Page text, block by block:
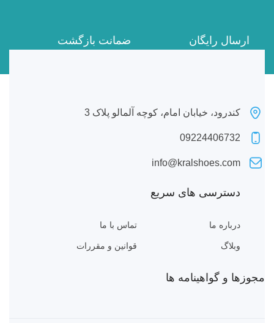
ارسال رایگان ضمانت بازگشت
کندرود، خیابان امام، کوچه آلمالو پلاک 3
09224406732
info@kralshoes.com
دسترسی های سریع
درباره ما تماس با ما
وبلاگ قوانین و مقررات
مجوزها و گواهینامه ها